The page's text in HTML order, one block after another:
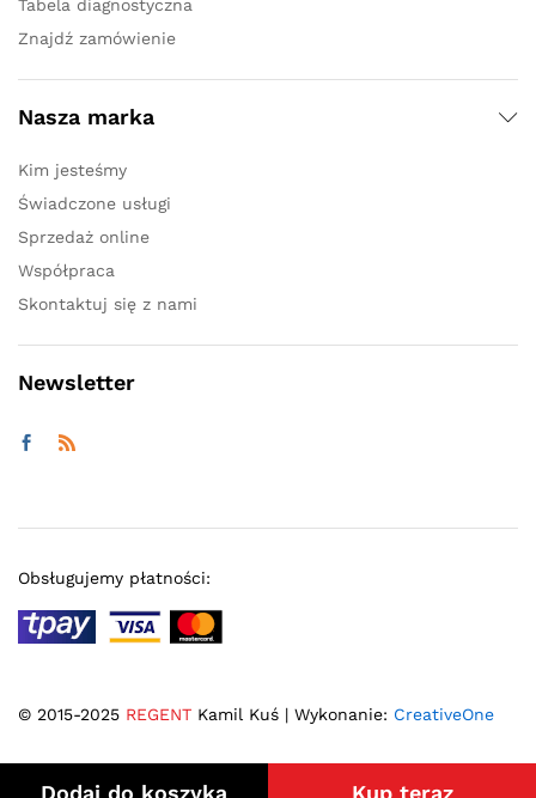
Dodaj do koszyka Kup teraz
Tabela diagnostyczna
Znajdź zamówienie
Nasza marka
Kim jesteśmy
Świadczone usługi
Sprzedaż online
Współpraca
Skontaktuj się z nami
Newsletter
© 2015-2025 REGENT Kamil Kuś | Wykonanie: CreativeOne
Obsługujemy płatności: